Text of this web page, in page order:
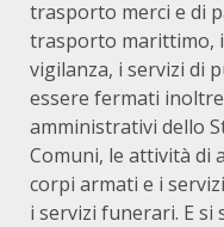
trasporto merci e di
trasporto marittimo,
vigilanza, i servizi di
essere fermati
amministrativi dello
Comuni, le attività di
corpi armati e i
i servizi funerari. E si